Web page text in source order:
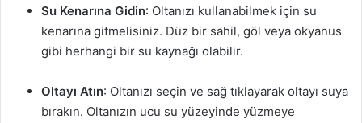
Su Kenarına Gidin: Oltanızı kullanabilmek için su
kenarına gitmelisiniz. Düz bir sahil, göl veya okyanus
gibi herhangi bir su kaynağı olabilir.
Oltayı Atın: Oltanızı seçin ve sağ tıklayarak oltayı suya
bırakın. Oltanızın ucu su yüzeyinde yüzmeye